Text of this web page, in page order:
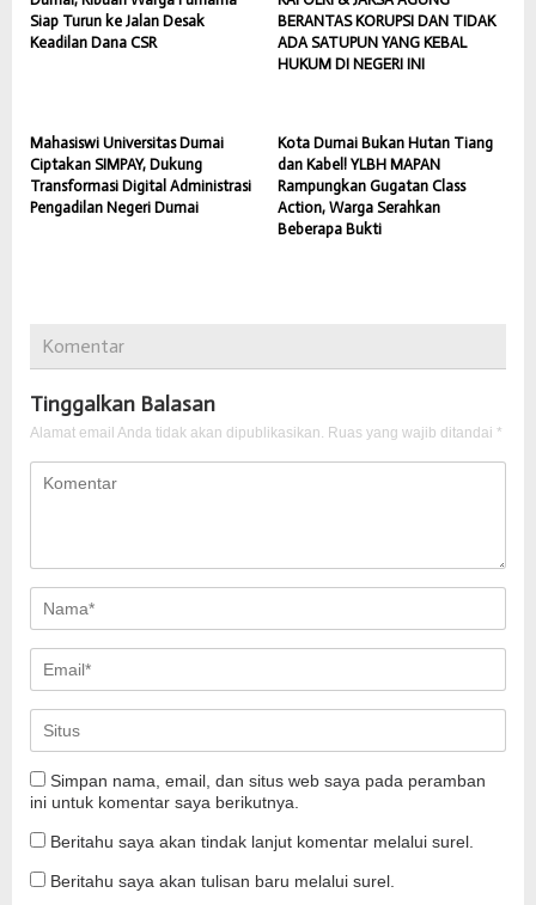
Siap Turun ke Jalan Desak
Keadilan Dana CSR
BERANTAS KORUPSI DAN TIDAK
ADA SATUPUN YANG KEBAL
HUKUM DI NEGERI INI
Mahasiswi Universitas Dumai
Ciptakan SIMPAY, Dukung
Transformasi Digital Administrasi
Pengadilan Negeri Dumai
Kota Dumai Bukan Hutan Tiang
dan Kabel! YLBH MAPAN
Rampungkan Gugatan Class
Action, Warga Serahkan
Beberapa Bukti
Komentar
Tinggalkan Balasan
Alamat email Anda tidak akan dipublikasikan. Ruas yang wajib ditandai *
Simpan nama, email, dan situs web saya pada peramban
ini untuk komentar saya berikutnya.
Beritahu saya akan tindak lanjut komentar melalui surel.
Beritahu saya akan tulisan baru melalui surel.